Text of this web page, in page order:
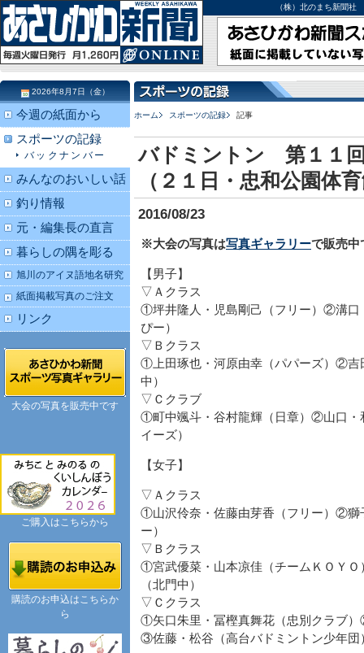
（株）北のまち新聞
ホーム スポーツの記録 記事
バドミントン 第１１
（２１日・忠和公園体
2016/08/23
※大会の写真は写真ギャラリーで販売中
【男子】
▽Ａクラス
①坪井隆人・児島剛己（フリー）②溝
ぴー）
▽Ｂクラス
①上田琢也・河原由幸（パパーズ）②
中）
▽Ｃクラブ
①町中颯斗・谷村龍輝（日章）②山口
イーズ）
【女子】
▽Ａクラス
①山沢伶奈・佐藤由芽香（フリー）②
ー）
▽Ｂクラス
①宮武優菜・山本凉佳（チームＫＯＹ
（北門中）
▽Ｃクラス
①矢口朱里・冨樫真舞花（忠別クラブ
③佐藤・松谷（高台バドミントン少年団
2026年8月7日（金）
今週の紙面から
スポーツの記録
バックナンバー
みんなのおいしい話
釣り情報
元・編集長の直言
暮らしの隅を彫る
旭川のアイヌ語地名研究
紙面掲載写真のご注文
リンク
大会の写真を販売中です
ご購入はこちらから
購読のお申込はこちらか
ら